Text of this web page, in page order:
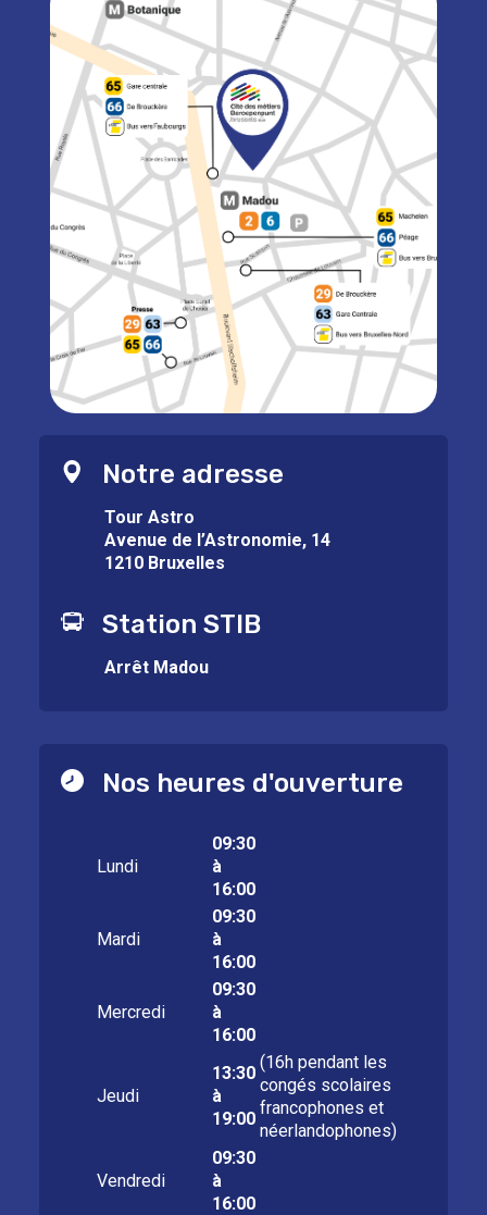
Notre adresse
Tour Astro
Avenue de l’Astronomie, 14
1210 Bruxelles
Station STIB
Arrêt Madou
Nos heures d'ouverture
Lundi
09:30
à
16:00
Mardi
09:30
à
16:00
Mercredi
09:30
à
16:00
Jeudi
13:30
à
19:00
(16h pendant les
congés scolaires
francophones et
néerlandophones)
Vendredi
09:30
à
16:00